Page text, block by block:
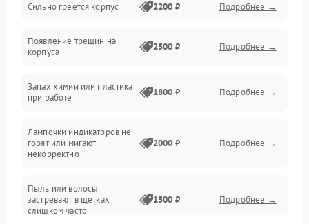
Неисправность программного обеспечения
Проблемы с сигналом
Батарея
Программные сбои
Сильно греется корпус 2200 ₽ Подробнее →
Появление трещин на
корпуса
2500 ₽ Подробнее →
Запах химии или пластика
при работе
1800 ₽ Подробнее →
Лампочки индикаторов не
горят или мигают
некорректно
2000 ₽ Подробнее →
Пыль или волосы
застревают в щетках
слишком часто
1500 ₽ Подробнее →